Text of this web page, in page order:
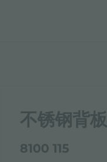
不锈钢背板
8100 115